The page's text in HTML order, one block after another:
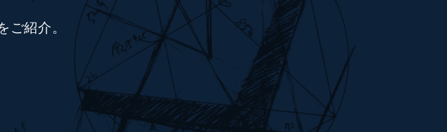
ご紹介。